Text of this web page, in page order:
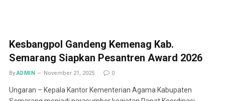
Kesbangpol Gandeng Kemenag Kab.
Semarang Siapkan Pesantren Award 2026
By ADMIN November 21, 2025 0
Ungaran – Kepala Kantor Kementerian Agama Kabupaten